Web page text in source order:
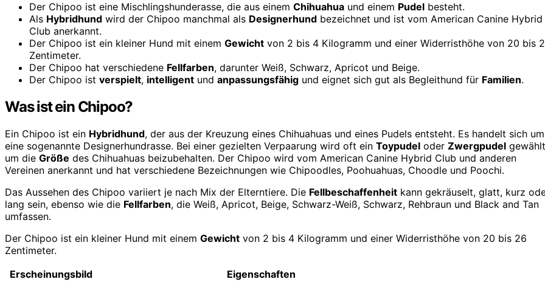
Der Chipoo ist eine Mischlingshunderasse, die aus einem Chihuahua und einem Pudel besteht.
Als Hybridhund wird der Chipoo manchmal als Designerhund bezeichnet und ist vom American Canine Hybrid
Club anerkannt.
Der Chipoo ist ein kleiner Hund mit einem Gewicht von 2 bis 4 Kilogramm und einer Widerristhöhe von 20 bis
Zentimeter.
Der Chipoo hat verschiedene Fellfarben, darunter Weiß, Schwarz, Apricot und Beige.
Der Chipoo ist verspielt, intelligent und anpassungsfähig und eignet sich gut als Begleithund für Familien.
Was ist ein Chipoo?
Ein Chipoo ist ein Hybridhund, der aus der Kreuzung eines Chihuahuas und eines Pudels entsteht. Es handelt sich um
eine sogenannte Designerhundrasse. Bei einer gezielten Verpaarung wird oft ein Toypudel oder Zwergpudel
um die Größe des Chihuahuas beizubehalten. Der Chipoo wird vom American Canine Hybrid Club und anderen
Vereinen anerkannt und hat verschiedene Bezeichnungen wie Chipoodles, Poohuahuas, Choodle und Poochi.
Das Aussehen des Chipoo variiert je nach Mix der Elterntiere. Die Fellbeschaffenheit kann gekräuselt, glatt, kurz
lang sein, ebenso wie die Fellfarben, die Weiß, Apricot, Beige, Schwarz-Weiß, Schwarz, Rehbraun und Black and Tan
umfassen.
Der Chipoo ist ein kleiner Hund mit einem Gewicht von 2 bis 4 Kilogramm und einer Widerristhöhe von 20 bis 26
Zentimeter.
Erscheinungsbild
Eigenschaften